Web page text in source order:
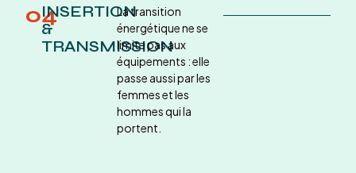
04INSERTION
&
TRANSMISSION
La transition
énergétique ne se
limite pas aux
équipements : elle
passe aussi par les
femmes et les
hommes qui la
portent.